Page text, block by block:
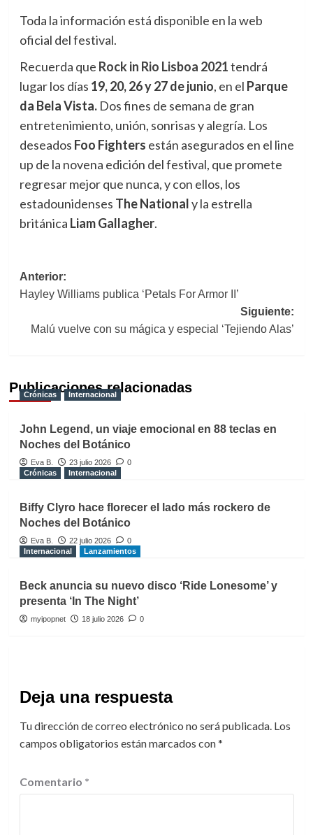
Toda la información está disponible en la web
oficial del festival.
Recuerda que Rock in Rio Lisboa 2021tendrá
lugar los días 19, 20, 26 y 27 de junio, en el Parque
da Bela Vista.Dos fines de semana de gran
entretenimiento, unión, sonrisas y alegría. Los
deseados Foo Fighters están asegurados en el line
up de la novena edición del festival, que promete
regresar mejor que nunca, y con ellos, los
estadounidenses The Nationaly la estrella
británica Liam Gallagher.
Navegación
de
entradas
Anterior:
Hayley Williams publica ‘Petals For Armor II’
Siguiente:
Malú vuelve con su mágica y especial ‘Tejiendo Alas’
Publicaciones relacionadas
Crónicas Internacional
John Legend, un viaje emocional en 88 teclas en
Noches del Botánico
Eva B. 23 julio 2026
0
Crónicas
Internacional
Biffy Clyro hace florecer el lado más rockero de
Noches del Botánico
Eva B. 22 julio 2026
0
Internacional
Lanzamientos
Beck anuncia su nuevo disco ‘Ride Lonesome’ y
presenta ‘In The Night’
myipopnet 18 julio 2026 0
Deja una respuesta
Tu dirección de correo electrónico no será publicada. Los
campos obligatorios están marcados con*
Comentario *